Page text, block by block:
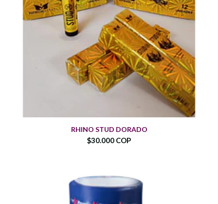
RHINO STUD DORADO
$30.000 COP